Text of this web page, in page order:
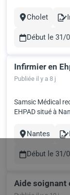
avec Samsic Médical, c'est: Fondé par
Ville
Cholet
Début le 31/
Infirmier en
Publiée il y a 8 j
Samsic Médical
EHPAD situé à Nantes. Horaires : Jour ou nuit
par des
Ville
Nantes
Début le 31/
Aide soignant